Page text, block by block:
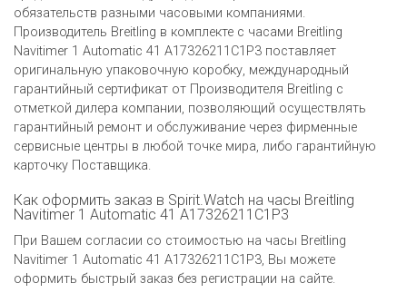
обязательств разными часовыми компаниями.
Производитель Breitling в комплекте с часами Breitling
Navitimer 1 Automatic 41 A17326211C1P3 поставляет
оригинальную упаковочную коробку, международный
гарантийный сертификат от Производителя Breitling c
отметкой дилера компании, позволяющий осуществлять
гарантийный ремонт и обслуживание через фирменные
сервисные центры в любой точке мира, либо гарантийную
карточку Поставщика.
Как оформить заказ в Spirit.Watch на часы Breitling
Navitimer 1 Automatic 41 A17326211C1P3
При Вашем согласии со стоимостью на часы Breitling
Navitimer 1 Automatic 41 A17326211C1P3, Вы можете
оформить быстрый заказ без регистрации на сайте.